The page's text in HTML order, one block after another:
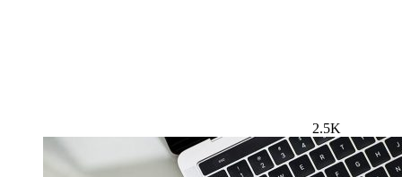
2.5K